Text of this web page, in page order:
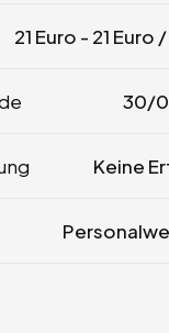
21 Euro - 21 Euro /
30/
Keine